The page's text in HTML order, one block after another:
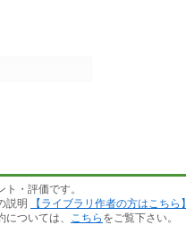
・評価です。
説明
【ライブラリ作者の方はこちら】
ついては、
こちら をご覧下さい。